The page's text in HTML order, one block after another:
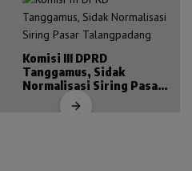
Komisi III DPRD
Tanggamus, Sidak
Normalisasi Siring Pasar
Talangpadang